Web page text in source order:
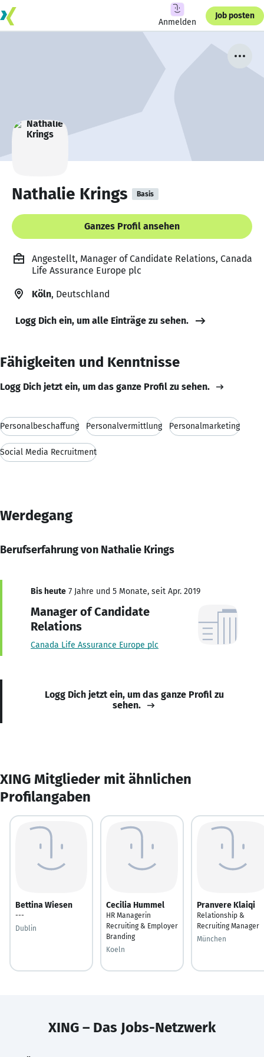
Anmelden
Job posten
Nathalie Krings Basis
Ganzes Profil ansehen
Angestellt, Manager of Candidate Relations, Canada
Life Assurance Europe plc
Köln, Deutschland
Logg Dich ein, um alle Einträge zu sehen.
Fähigkeiten und Kenntnisse
Logg Dich jetzt ein, um das ganze Profil zu sehen.
Personalbeschaffung Personalvermittlung Personalmarketing
Social Media Recruitment
Werdegang
Berufserfahrung von Nathalie Krings
Bis heute 7 Jahre und 5 Monate, seit Apr. 2019
Manager of Candidate
Relations
Canada Life Assurance Europe plc
Logg Dich jetzt ein, um das ganze Profil zu
sehen.
XING Mitglieder mit ähnlichen
Profilangaben
Bettina Wiesen
---
Dublin
Cecilia Hummel
HR Managerin
Recruiting & Employer
Branding
Koeln
Pranvere Klaiqi
Relationship &
Recruiting Manager
München
XING – Das Jobs-Netzwerk